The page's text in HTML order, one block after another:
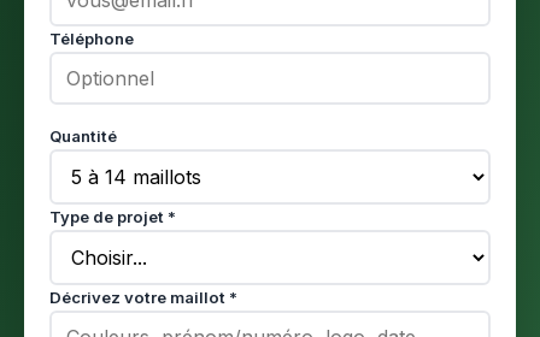
Téléphone
Quantité
Type de projet *
Décrivez votre maillot *